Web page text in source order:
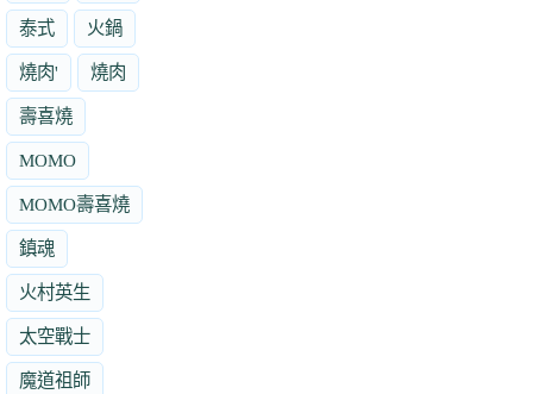
泰式 火鍋
燒肉' 燒肉
壽喜燒
MOMO
MOMO壽喜燒
鎮魂
火村英生
太空戰士
魔道祖師